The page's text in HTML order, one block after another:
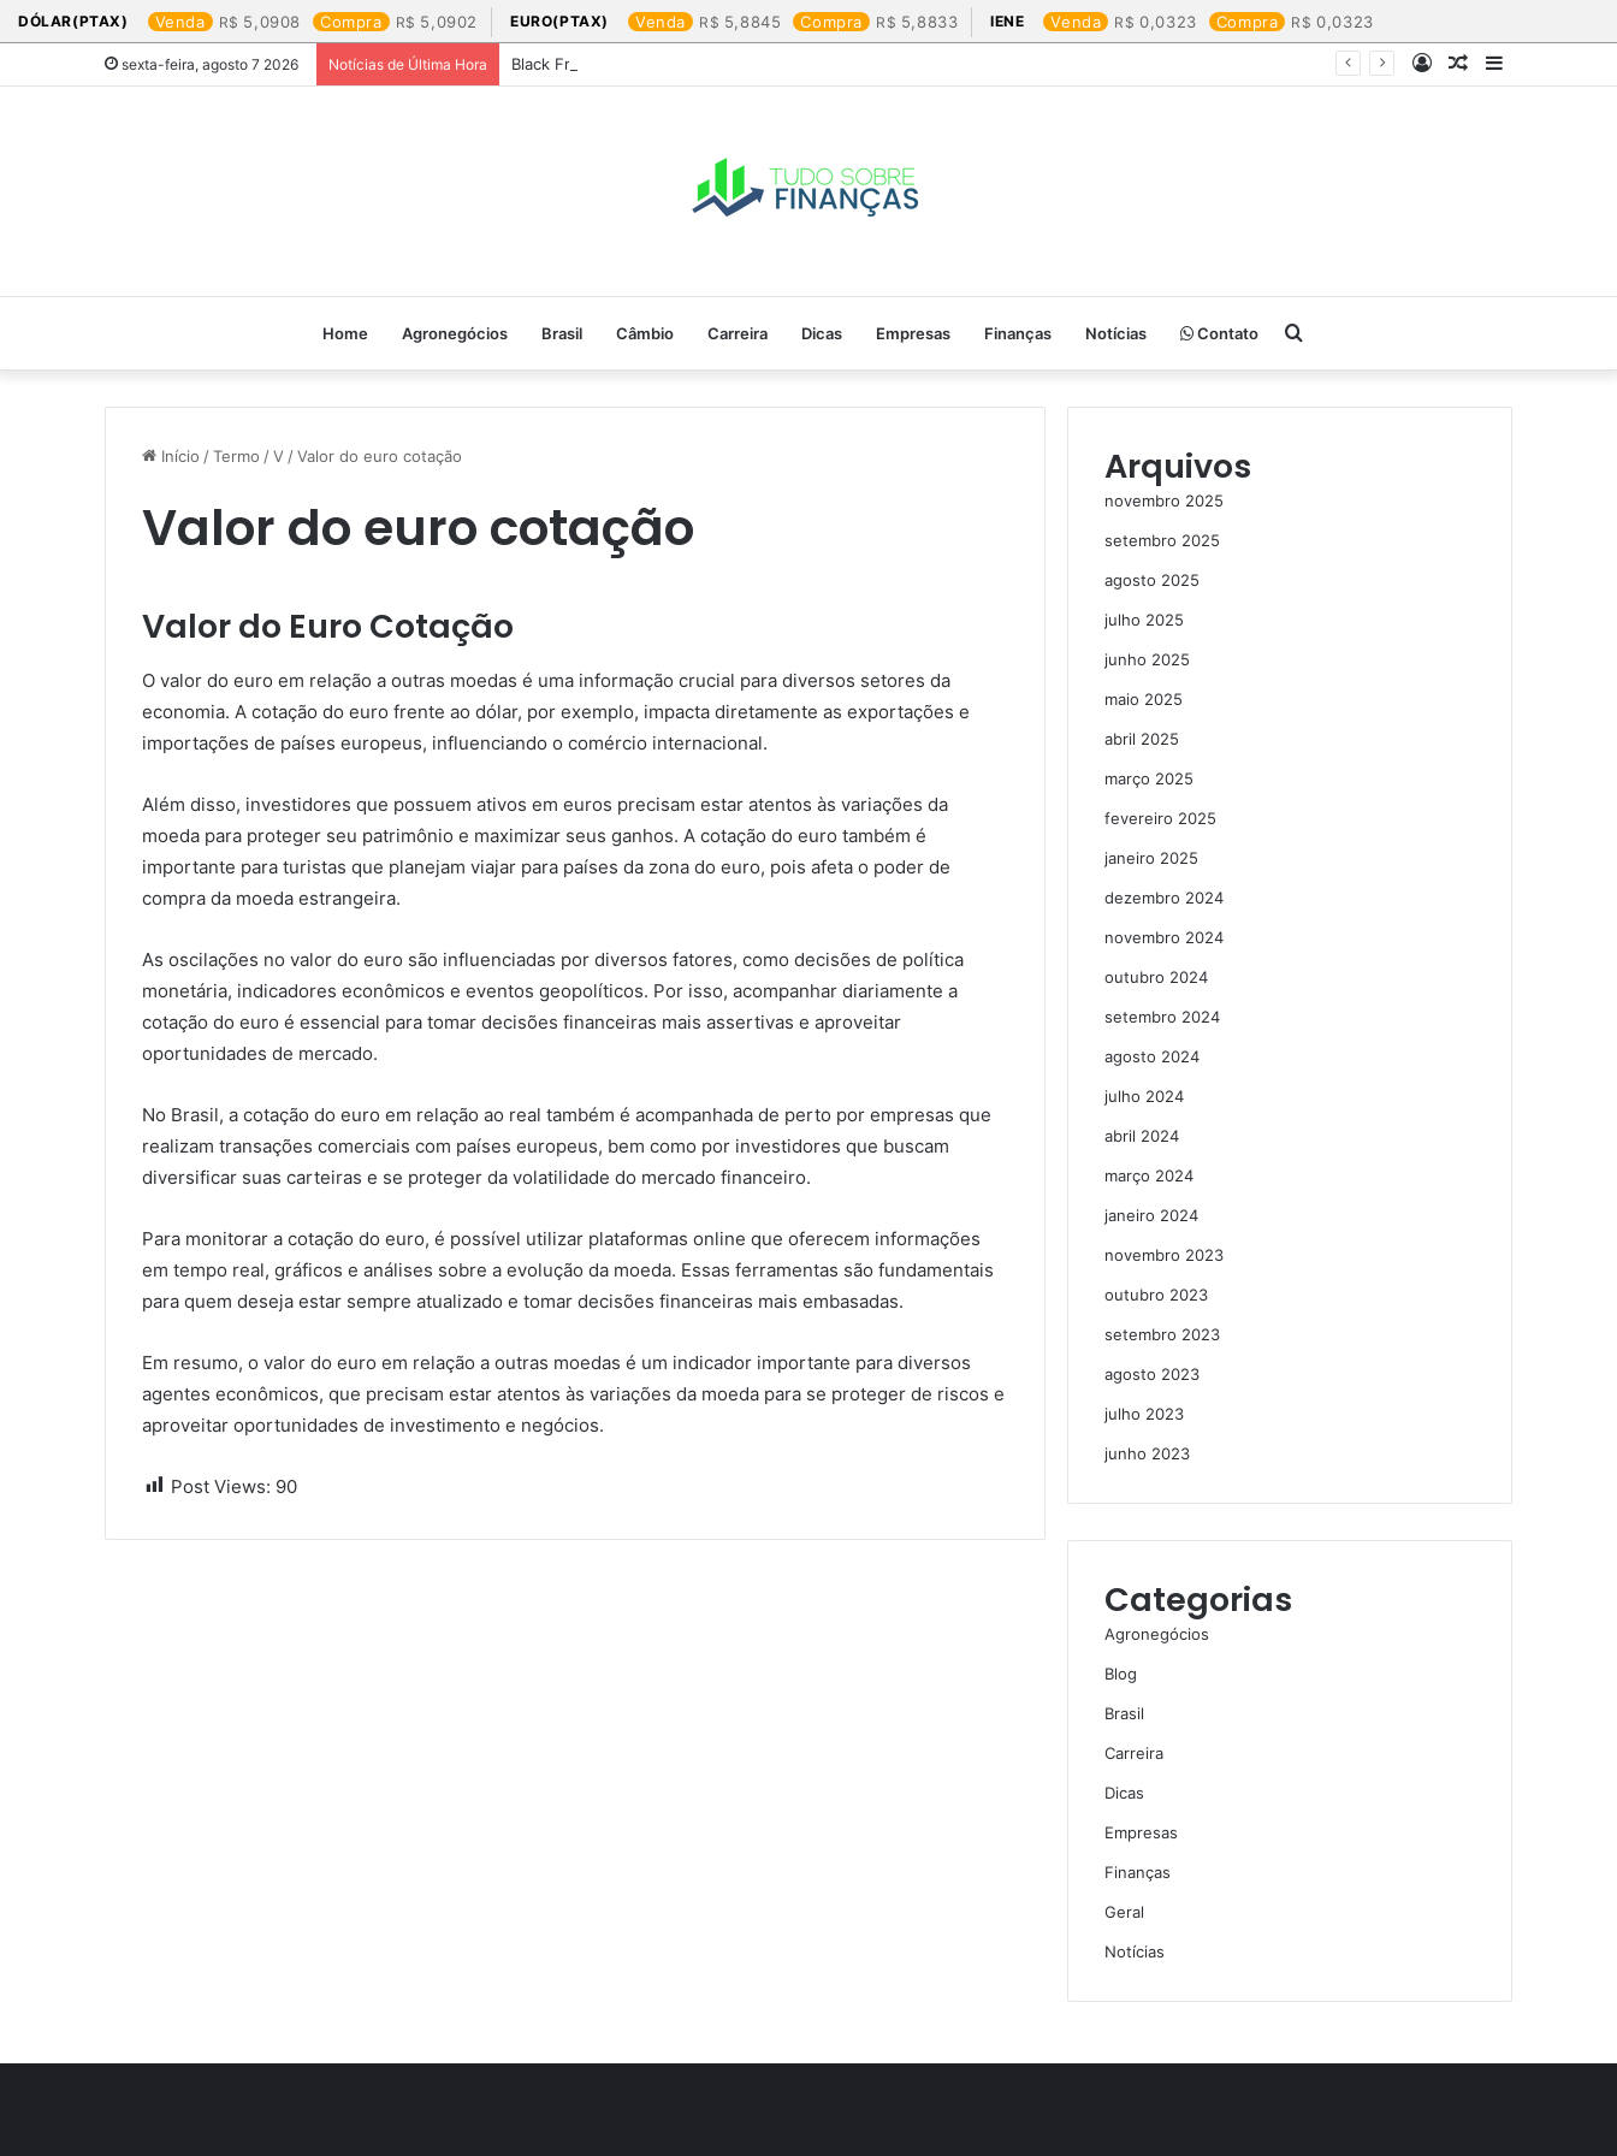
DÓLAR(PTAX) Venda 5,0908 Compra 5,0902 EURO(PTAX) Venda 5,8845 Compra 5,8833 IENE Venda 0,0323 Compra 0,0323
sexta-feira, agosto 7 2026 Notícias de Última Hora Black Friday: os produtos que mais valem a pena
Barra
Artigo
Entrar
Home Agronegócios Brasil Câmbio Carreira Dicas Empresas Finanças Notícias Contato Procurar
por
Início /Termo /V /Valor do euro cotação​
Valor do euro cotação​
Valor do Euro Cotação
O valor do euro em relação a outras moedas é uma informação crucial para diversos setores da
economia. A cotação do euro frente ao dólar, por exemplo, impacta diretamente as exportações e
importações de países europeus, influenciando o comércio internacional.
Além disso, investidores que possuem ativos em euros precisam estar atentos às variações da
moeda para proteger seu patrimônio e maximizar seus ganhos. A cotação do euro também é
importante para turistas que planejam viajar para países da zona do euro, pois afeta o poder de
compra da moeda estrangeira.
As oscilações no valor do euro são influenciadas por diversos fatores, como decisões de política
monetária, indicadores econômicos e eventos geopolíticos. Por isso, acompanhar diariamente a
cotação do euro é essencial para tomar decisões financeiras mais assertivas e aproveitar
oportunidades de mercado.
No Brasil, a cotação do euro em relação ao real também é acompanhada de perto por empresas que
realizam transações comerciais com países europeus, bem como por investidores que buscam
diversificar suas carteiras e se proteger da volatilidade do mercado financeiro.
Para monitorar a cotação do euro, é possível utilizar plataformas online que oferecem informações
em tempo real, gráficos e análises sobre a evolução da moeda. Essas ferramentas são fundamentais
para quem deseja estar sempre atualizado e tomar decisões financeiras mais embasadas.
Em resumo, o valor do euro em relação a outras moedas é um indicador importante para diversos
agentes econômicos, que precisam estar atentos às variações da moeda para se proteger de riscos e
aproveitar oportunidades de investimento e negócios.
Post Views: 90
Arquivos
novembro 2025
setembro 2025
agosto 2025
julho 2025
junho 2025
maio 2025
abril 2025
março 2025
fevereiro 2025
janeiro 2025
dezembro 2024
novembro 2024
outubro 2024
setembro 2024
agosto 2024
julho 2024
abril 2024
março 2024
janeiro 2024
novembro 2023
outubro 2023
setembro 2023
agosto 2023
julho 2023
junho 2023
Categorias
Agronegócios
Blog
Brasil
Carreira
Dicas
Empresas
Finanças
Geral
Notícias